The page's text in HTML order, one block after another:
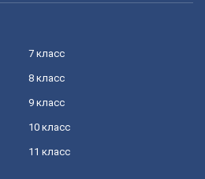
7 класс
8 класс
9 класс
10 класс
11 класс